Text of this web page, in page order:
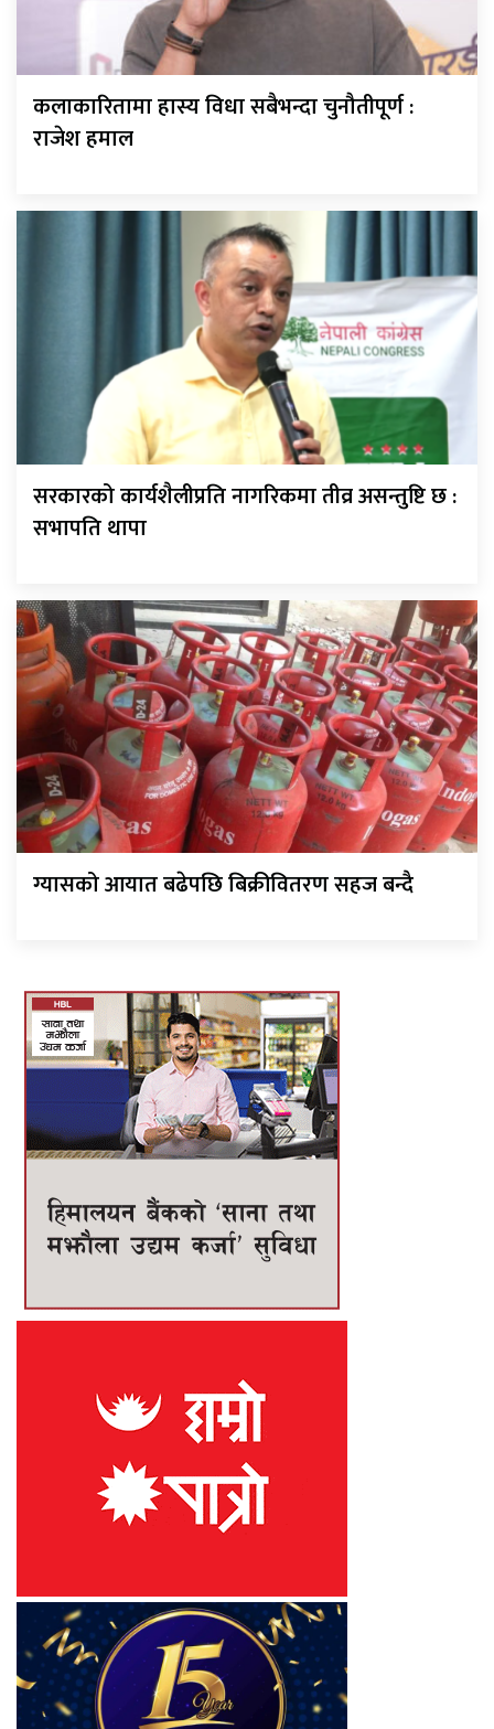
कलाकारितामा हास्य विधा सबैभन्दा चुनौतीपूर्ण :
राजेश हमाल
सरकारको कार्यशैलीप्रति नागरिकमा तीव्र असन्तुष्टि छ :
सभापति थापा
ग्यासको आयात बढेपछि बिक्रीवितरण सहज बन्दै